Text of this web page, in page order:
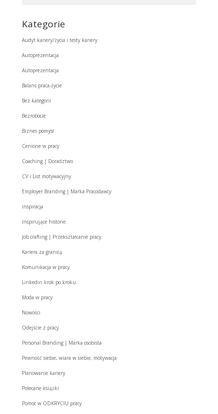
Kategorie
Audyt kariery/życia i testy kariery
Autoprezentacja
Autoprezentacja
Balans praca-życie
Bez kategorii
Bezrobocie
Biznes pomysł
Cenione w pracy
Coaching | Doradztwo
CV i List motywacyjny
Employer Branding | Marka Pracodawcy
inspiracja
Inspirujące historie
Job crafting | Przekształcanie pracy
Kariera za granicą
Komunikacja w pracy
Linkedin krok po kroku
Moda w pracy
Nowości
Odejście z pracy
Personal Branding | Marka osobista
Pewność siebie, wiara w siebie, motywacja
Planowanie kariery
Polecane książki
Pomoc w ODKRYCIU pracy